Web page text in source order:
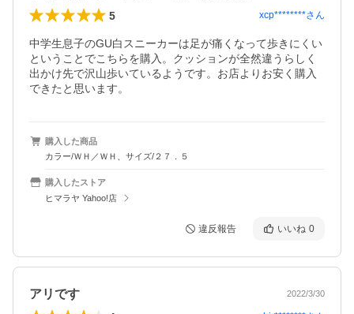
5 xcp********さん
中学生息子のGU白スニーカーは足が痛くなって歩きにくい
ということでこちらを購入。クッションが全然違うらしく
出かけ先で沢山歩いているようです。お店よりお安く購入
できたと思います。
購入した商品
カラー/ＷＨ／ＷＨ、サイズ/２７．５
購入したストア
ヒマラヤ Yahoo!店
違反報告 いいね 0
アリです 2022/3/30